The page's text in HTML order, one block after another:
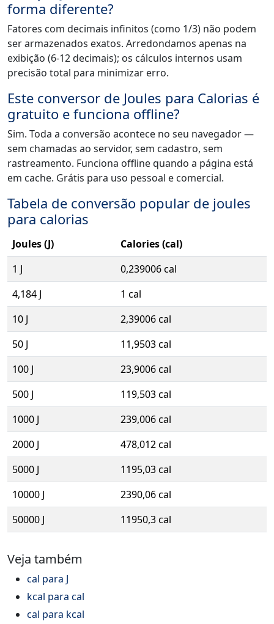
forma diferente?
Fatores com decimais infinitos (como 1/3) não podem
ser armazenados exatos. Arredondamos apenas na
exibição (6-12 decimais); os cálculos internos usam
precisão total para minimizar erro.
Este conversor de Joules para Calorias é
gratuito e funciona offline?
Sim. Toda a conversão acontece no seu navegador —
sem chamadas ao servidor, sem cadastro, sem
rastreamento. Funciona offline quando a página está
em cache. Grátis para uso pessoal e comercial.
Tabela de conversão popular de joules
para calorias
Joules (J)
Calories (cal)
1 J
0,239006 cal
4,184 J
1 cal
10 J
2,39006 cal
50 J
11,9503 cal
100 J
23,9006 cal
500 J
119,503 cal
1000 J
239,006 cal
2000 J
478,012 cal
5000 J
1195,03 cal
10000 J
2390,06 cal
50000 J
11950,3 cal
Veja também
cal para J
kcal para cal
cal para kcal